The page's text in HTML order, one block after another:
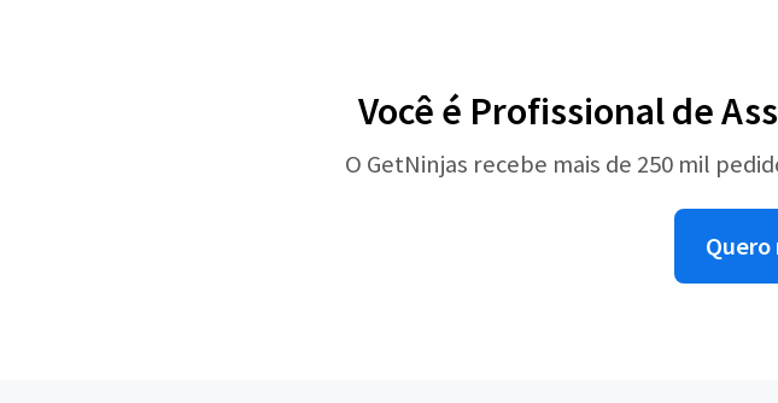
Você é Profissional de
O GetNinjas recebe mais de 250 mil